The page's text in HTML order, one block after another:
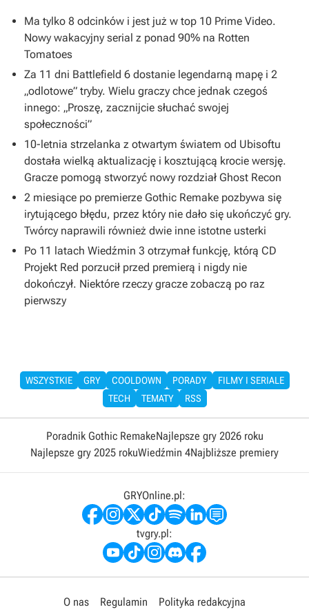
Ma tylko 8 odcinków i jest już w top 10 Prime Video.
Nowy wakacyjny serial z ponad 90% na Rotten
Tomatoes
Za 11 dni Battlefield 6 dostanie legendarną mapę i 2
„odlotowe” tryby. Wielu graczy chce jednak czegoś
innego: „Proszę, zacznijcie słuchać swojej
społeczności”
10-letnia strzelanka z otwartym światem od Ubisoftu
dostała wielką aktualizację i kosztującą krocie wersję.
Gracze pomogą stworzyć nowy rozdział Ghost Recon
2 miesiące po premierze Gothic Remake pozbywa się
irytującego błędu, przez który nie dało się ukończyć gry.
Twórcy naprawili również dwie inne istotne usterki
Po 11 latach Wiedźmin 3 otrzymał funkcję, którą CD
Projekt Red porzucił przed premierą i nigdy nie
dokończył. Niektóre rzeczy gracze zobaczą po raz
pierwszy
WSZYSTKIE GRY COOLDOWN PORADY
FILMY I SERIALE
TECH
TEMATY RSS
Poradnik Gothic RemakeNajlepsze gry 2026 roku
Najlepsze gry 2025 rokuWiedźmin 4Najbliższe premiery
GRYOnline.pl:
tvgry.pl:
O nas Regulamin Polityka redakcyjna